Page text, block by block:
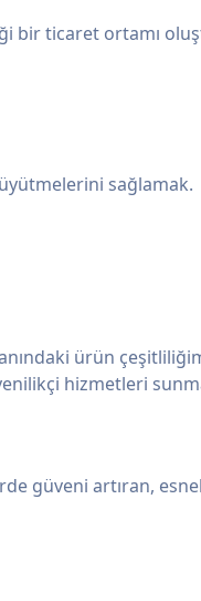
ticaret ortamı
sağlamak.
ürün
hizmetleri
artıran, esnek